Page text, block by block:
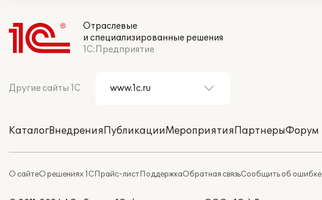
Отраслевые
и специализированные решения
1С:Предприятие
Другие сайты 1С
КаталогВнедренияПубликацииМероприятияПартнерыФорум
О сайтеО решениях 1СПрайс-листПоддержкаОбратная связьСообщить об ошибке